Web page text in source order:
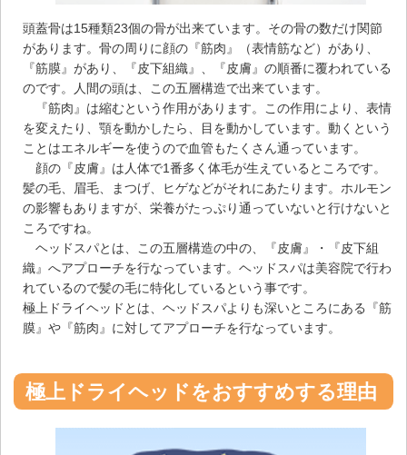
頭蓋骨は15種類23個の骨が出来ています。その骨の数だけ関節
があります。骨の周りに顔の『筋肉』（表情筋など）があり、
『筋膜』があり、『皮下組織』、『皮膚』の順番に覆われている
のです。人間の頭は、この五層構造で出来ています。
『筋肉』は縮むという作用があります。この作用により、表情
を変えたり、顎を動かしたら、目を動かしています。動くという
ことはエネルギーを使うので血管もたくさん通っています。
顔の『皮膚』は人体で1番多く体毛が生えているところです。
髪の毛、眉毛、まつげ、ヒゲなどがそれにあたります。ホルモン
の影響もありますが、栄養がたっぷり通っていないと行けないと
ころですね。
ヘッドスパとは、この五層構造の中の、『皮膚』・『皮下組
織』へアプローチを行なっています。ヘッドスパは美容院で行わ
れているので髪の毛に特化しているという事です。
極上ドライヘッドとは、ヘッドスパよりも深いところにある『筋
膜』や『筋肉』に対してアプローチを行なっています。
極上ドライヘッドをおすすめする理由